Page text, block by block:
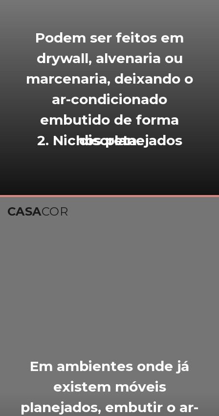
2. Nichos planejados
Podem ser feitos em
drywall, alvenaria ou
marcenaria, deixando o
ar-condicionado
embutido de forma
discreta.
Em ambientes onde já
existem móveis
planejados, embutir o ar-
CASACOR